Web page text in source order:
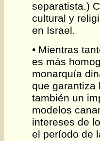
separatista.)
cultural y
en Israel.
• Mientras
es más
monarquía
que garantiza
también un
modelos
intereses de
el período de